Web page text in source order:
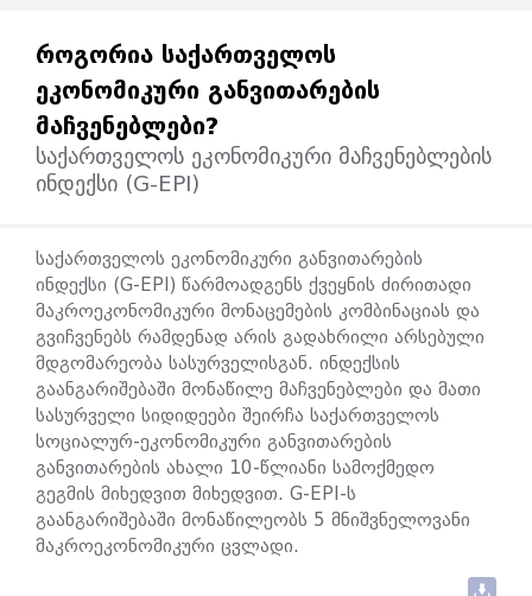
ᲠᲝᲒᲝᲠᲘᲐ ᲡᲐᲥᲐᲠᲗᲕᲔᲚᲝᲡ
ᲔᲙᲝᲜᲝᲛᲘᲙᲣᲠᲘ ᲒᲐᲜᲕᲘᲗᲐᲠᲔᲑᲘᲡ
ᲛᲐᲩᲕᲔᲜᲔᲑᲚᲔᲑᲘ?
საქართველოს ეკონომიკური მაჩვენებლების
ინდექსი (G-EPI)
საქართველოს ეკონომიკური განვითარების
ინდექსი (G-EPI) წარმოადგენს ქვეყნის ძირითადი
მაკროეკონომიკური მონაცემების კომბინაციას და
გვიჩვენებს რამდენად არის გადახრილი არსებული
მდგომარეობა სასურველისგან. ინდექსის
გაანგარიშებაში მონაწილე მაჩვენებლები და მათი
სასურველი სიდიდეები შეირჩა საქართველოს
სოციალურ-ეკონომიკური განვითარების
განვითარების ახალი 10-წლიანი სამოქმედო
გეგმის მიხედვით მიხედვით. G-EPI-ს
გაანგარიშებაში მონაწილეობს 5 მნიშვნელოვანი
მაკროეკონომიკური ცვლადი.